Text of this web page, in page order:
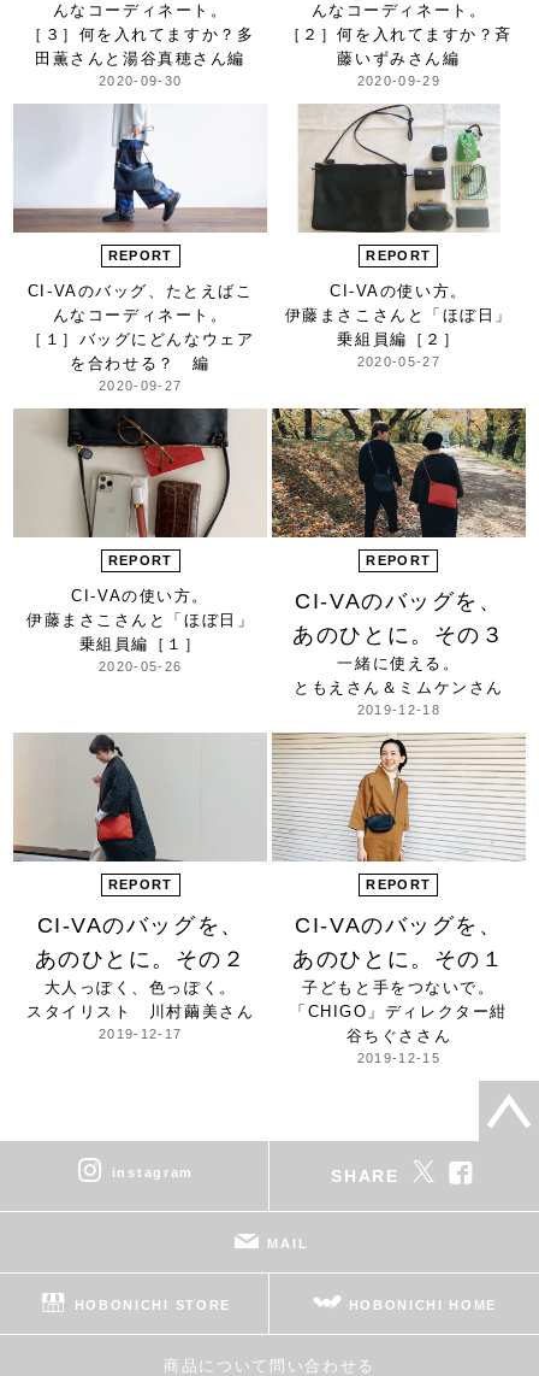
んなコーディネート。
［３］何を入れてますか？ 多
田薫さんと湯谷真穂さん編
2020-09-30
んなコーディネート。
［２］何を入れてますか？斉
藤いずみさん編
2020-09-29
REPORT
CI-VAのバッグ、 たとえばこ
んなコーディネート。
［１］バッグにどんなウェア
を合わせる？ 編
2020-09-27
REPORT
CI-VAの使い方。
伊藤まさこさんと「ほぼ日」
乗組員編［２］
2020-05-27
REPORT
CI-VAの使い方。
伊藤まさこさんと「ほぼ日」
乗組員編［１］
2020-05-26
REPORT
CI-VAのバッグを、
あのひとに。その３
一緒に使える。
ともえさん＆ミムケンさん
2019-12-18
REPORT
CI-VAのバッグを、
あのひとに。その２
大人っぽく、色っぽく。
スタイリスト 川村繭美さん
2019-12-17
REPORT
CI-VAのバッグを、
あのひとに。その１
子どもと手をつないで。
「CHIGO」ディレクター紺
谷ちぐささん
2019-12-15
instagram SHARE
MAIL
HOBONICHI STORE HOBONICHI HOME
商品について問い合わせる